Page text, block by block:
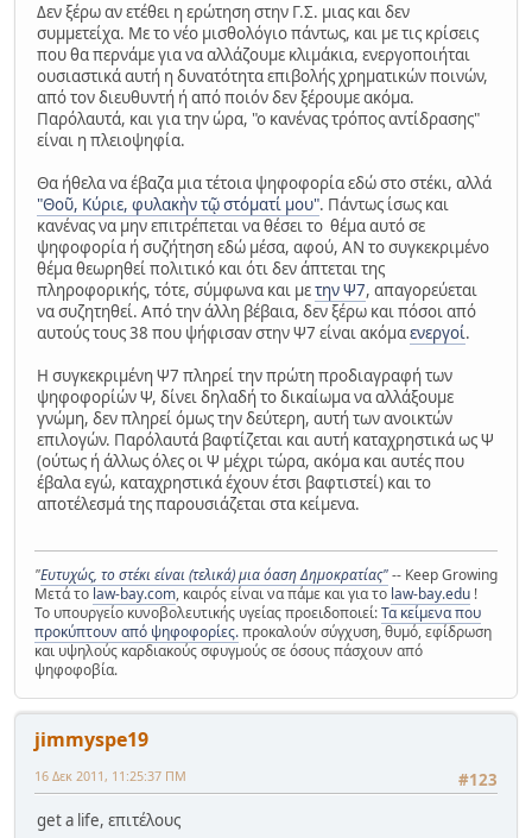
Δεν ξέρω αν ετέθει η ερώτηση στην Γ.Σ. μιας και δεν
συμμετείχα. Με το νέο μισθολόγιο πάντως, και με τις κρίσεις
που θα περνάμε για να αλλάζουμε κλιμάκια, ενεργοποιήται
ουσιαστικά αυτή η δυνατότητα επιβολής χρηματικών ποινών,
από τον διευθυντή ή από ποιόν δεν ξέρουμε ακόμα.
Παρόλαυτά, και για την ώρα, "ο κανένας τρόπος αντίδρασης"
είναι η πλειοψηφία.
Θα ήθελα να έβαζα μια τέτοια ψηφοφορία εδώ στο στέκι, αλλά
"Θοῦ, Κύριε, φυλακὴν τῷ στόµατί µου". Πάντως ίσως και
κανένας να μην επιτρέπεται να θέσει το θέμα αυτό σε
ψηφοφορία ή συζήτηση εδώ μέσα, αφού, ΑΝ το συγκεκριμένο
θέμα θεωρηθεί πολιτικό και ότι δεν άπτεται της
πληροφορικής, τότε, σύμφωνα και μετην Ψ7, απαγορεύεται
να συζητηθεί. Από την άλλη βέβαια, δεν ξέρω και πόσοι από
αυτούς τους 38 που ψήφισαν στην Ψ7 είναι ακόμαενεργοί.
Η συγκεκριμένη Ψ7 πληρεί την πρώτη προδιαγραφή των
ψηφοφορίών Ψ, δίνει δηλαδή το δικαίωμα να αλλάξουμε
γνώμη, δεν πληρεί όμως την δεύτερη, αυτή των ανοικτών
επιλογών. Παρόλαυτά βαφτίζεται και αυτή καταχρηστικά ως Ψ
(ούτως ή άλλως όλες οι Ψ μέχρι τώρα, ακόμα και αυτές που
έβαλα εγώ, καταχρηστικά έχουν έτσι βαφτιστεί) και το
αποτέλεσμά της παρουσιάζεται στα κείμενα.
"Ευτυχώς, το στέκι είναι (τελικά) μια όαση Δημοκρατίας"-- Keep Growing
Μετά το law-bay.com, καιρός είναι να πάμε και για το law-bay.edu !
Το υπουργείο κυνοβολευτικής υγείας προειδοποιεί:Τα κείμενα που
προκύπτουν από ψηφοφορίες.προκαλούν σύγχυση, θυμό, εφίδρωση
και υψηλούς καρδιακούς σφυγμούς σε όσους πάσχουν από
ψηφοφοβία.
jimmyspe19
#123
16 Δεκ 2011, 11:25:37 ΠΜ
get a life, επιτέλους